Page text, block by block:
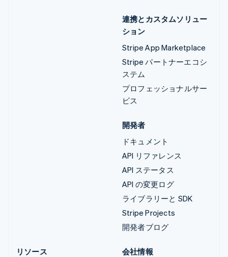
連携とカスタムソリュー
ション
Stripe App Marketplace
Stripe パートナーエコシ
ステム
プロフェッショナルサー
ビス
開発者
ドキュメント
API リファレンス
API ステータス
API の変更ログ
ライブラリーと SDK
Stripe Projects
開発者ブログ
リソース
会社情報